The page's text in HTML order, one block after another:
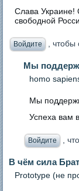
Слава
свободной
Войдите ,
Мы
homo
Мы
Успеха вам
Войдите ,
В чём сила
Prototype (не